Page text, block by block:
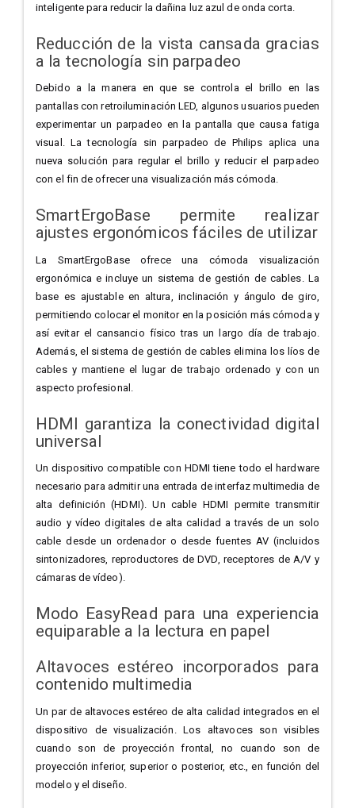
inteligente para reducir la dañina luz azul de onda corta.
Reducción de la vista cansada gracias
a la tecnología sin parpadeo
Debido a la manera en que se controla el brillo en las
pantallas con retroiluminación LED, algunos usuarios pueden
experimentar un parpadeo en la pantalla que causa fatiga
visual. La tecnología sin parpadeo de Philips aplica una
nueva solución para regular el brillo y reducir el parpadeo
con el fin de ofrecer una visualización más cómoda.
SmartErgoBase permite realizar
ajustes ergonómicos fáciles de utilizar
La SmartErgoBase ofrece una cómoda visualización
ergonómica e incluye un sistema de gestión de cables. La
base es ajustable en altura, inclinación y ángulo de giro,
permitiendo colocar el monitor en la posición más cómoda y
así evitar el cansancio físico tras un largo día de trabajo.
Además, el sistema de gestión de cables elimina los líos de
cables y mantiene el lugar de trabajo ordenado y con un
aspecto profesional.
HDMI garantiza la conectividad digital
universal
Un dispositivo compatible con HDMI tiene todo el hardware
necesario para admitir una entrada de interfaz multimedia de
alta definición (HDMI). Un cable HDMI permite transmitir
audio y vídeo digitales de alta calidad a través de un solo
cable desde un ordenador o desde fuentes AV (incluidos
sintonizadores, reproductores de DVD, receptores de A/V y
cámaras de vídeo).
Modo EasyRead para una experiencia
equiparable a la lectura en papel
Altavoces estéreo incorporados para
contenido multimedia
Un par de altavoces estéreo de alta calidad integrados en el
dispositivo de visualización. Los altavoces son visibles
cuando son de proyección frontal, no cuando son de
proyección inferior, superior o posterior, etc., en función del
modelo y el diseño.